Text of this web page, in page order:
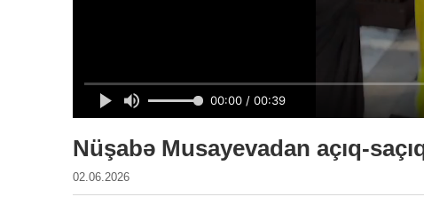
Nüşabə Musayevadan açıq-
02.06.2026